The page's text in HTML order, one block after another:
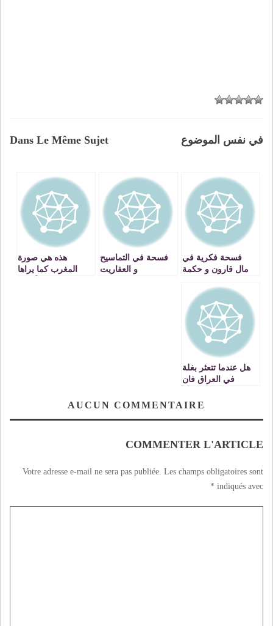
Dans Le Même Sujet في نفس الموضوع
فسحة فكرية في
مال قارون و حكمة
فسحة في التماسيح
و العفاريت
هذه هي صورة
المغرب كما يراها
هل عندما تتعثر بغلة
في العراق فان
بالمدينة المنورة هوAUCUN COMMENTAIRE
COMMENTER L'ARTICLE
Votre adresse e-mail ne sera pas publiée. Les champs obligatoires sont
indiqués avec
*